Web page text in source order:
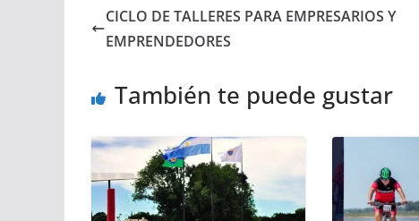
CICLO DE TALLERES PARA EMPRESARIOS Y
EMPRENDEDORES
También te puede gustar